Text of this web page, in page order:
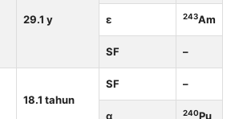
29.1 y ε 243Am
SF –
18.1 tahun
SF –
α 240Pu